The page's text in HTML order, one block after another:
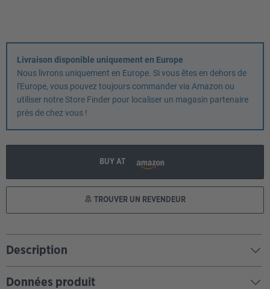
Livraison disponible uniquement en Europe
Nous livrons uniquement en Europe. Si vous êtes en dehors de
l'Europe, vous pouvez toujours commander via Amazon ou
utiliser notre Store Finder pour localiser un magasin partenaire
près de chez vous !
BUY AT
TROUVER UN REVENDEUR
Description
Données produit